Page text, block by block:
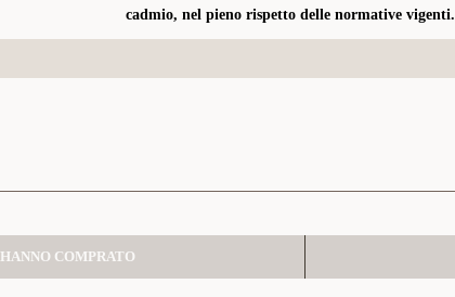
cadmio, nel pieno rispetto delle normative vigenti.
HANNO COMPRATO